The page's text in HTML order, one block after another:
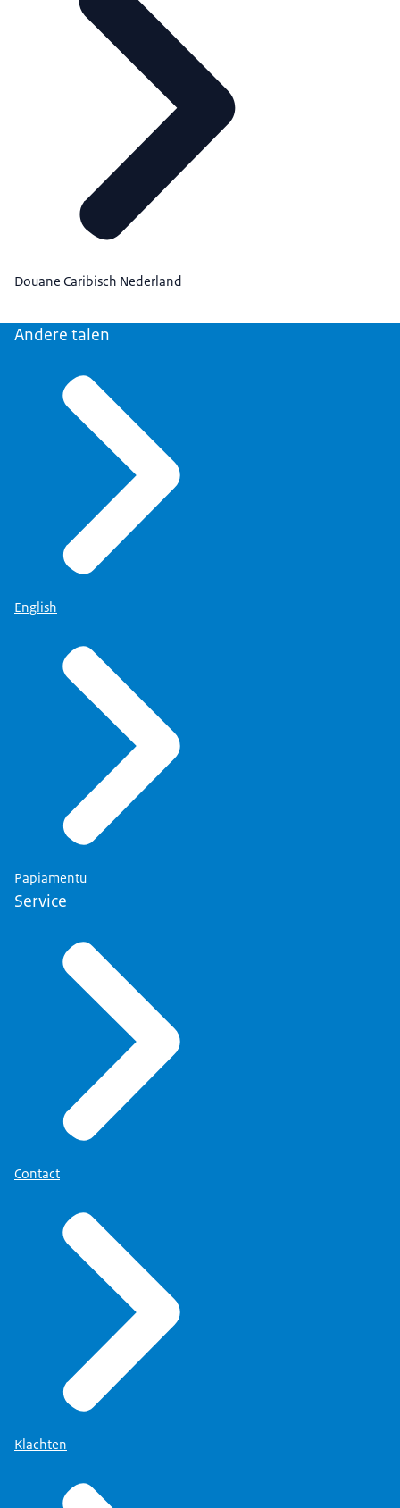
Douane Caribisch Nederland
Andere talen
English
Papiamentu
Service
Contact
Klachten